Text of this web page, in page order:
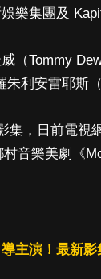
樂集團及
（Tommy
朱利安雷耶斯
，日前電視
音樂美劇《
主演！最新